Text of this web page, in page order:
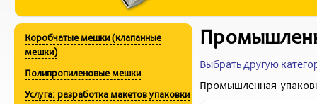
Коробчатые мешки (клапанные
мешки)
Полипропиленовые мешки
Услуга: разработка макетов упаковки
Выбрать другую
Промышленная